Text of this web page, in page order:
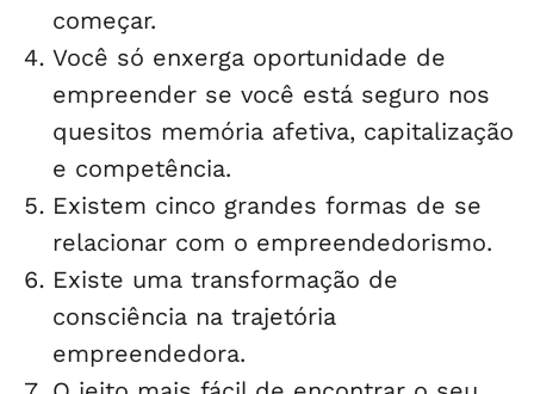
começar.
Você só enxerga oportunidade de
empreender se você está seguro nos
quesitos memória afetiva, capitalização
e competência.
Existem cinco grandes formas de se
relacionar com o empreendedorismo.
Existe uma transformação de
consciência na trajetória
empreendedora.